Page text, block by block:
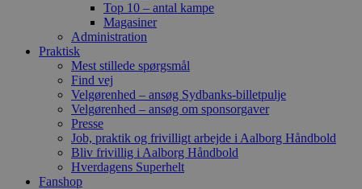
Top 10 – antal kampe
Magasiner
Administration
Praktisk
Mest stillede spørgsmål
Find vej
Velgørenhed – ansøg Sydbanks-billetpulje
Velgørenhed – ansøg om sponsorgaver
Presse
Job, praktik og frivilligt arbejde i Aalborg Håndbold
Bliv frivillig i Aalborg Håndbold
Hverdagens Superhelt
Fanshop